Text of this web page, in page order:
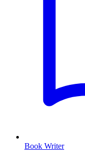
Book Writer